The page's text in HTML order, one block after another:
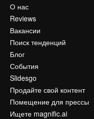
О нас
Reviews
Вакансии
Поиск тенденций
Блог
События
Slidesgo
Продайте свой контент
Помещение для прессы
Ищете magnific.ai